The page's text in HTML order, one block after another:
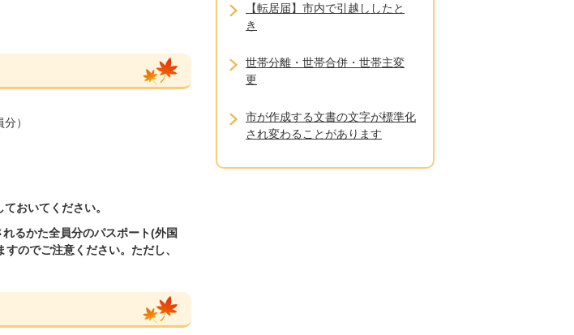
）
おいてください。
るかた全員分のパスポート(外国
のでご注意ください。ただし、
【転居届】市内で引越ししたと
き
世帯分離・世帯合併・世帯主変
更
市が作成する文書の文字が標準化
され変わることがあります